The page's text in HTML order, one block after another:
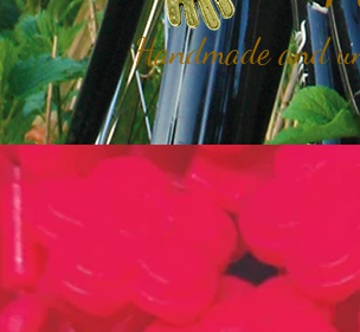
Handmade and